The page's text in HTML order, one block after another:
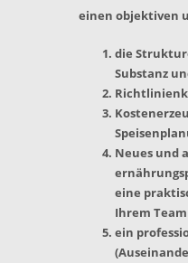
einen objektiven
die
Substanz
Neues und
eine
Ihrem
ein